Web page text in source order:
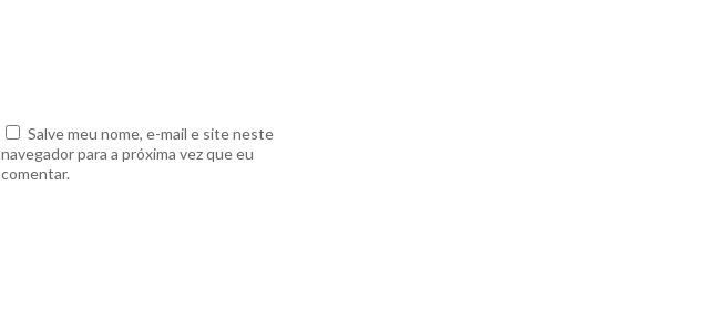
Salve meu nome, e-mail e site neste
navegador para a próxima vez que eu
comentar.